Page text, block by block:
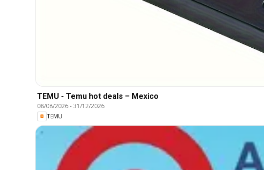
TEMU - Temu hot deals – Mexico
08/08/2026-31/12/2026
TEMU